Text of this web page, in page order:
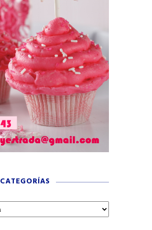
CATEGORÍAS